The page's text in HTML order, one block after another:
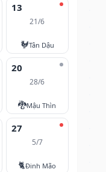
13
21/6
🐓Tân Dậu
20
28/6
🐉Mậu Thìn
27
5/7
🐈Đinh Mão